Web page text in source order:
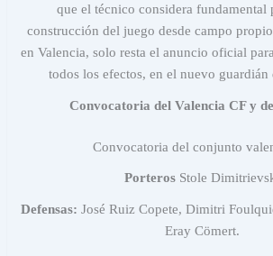
que el técnico considera fundamental
construcción del juego desde campo
en Valencia, solo resta el anuncio oficial
todos los efectos, en el nuevo guardián
Convocatoria del Valencia CF y
Convocatoria del conjunto
PorterosStole
Defensas: ⁠José Ruiz Copete, Dimitri
Eray Cömert.